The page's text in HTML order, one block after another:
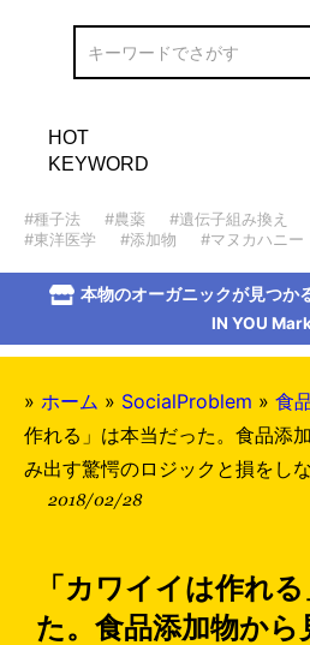
HOT
KEYWORD
#種子法 #農薬 #遺伝子組み換え
#東洋医学
#添加物 #マヌカハニー
本物のオーガニックが見つか
IN YOU
» ホーム » SocialProblem » 食
作れる」は本当だった。食品添
み出す驚愕のロジックと損をしな
2018/02/28
「カワイイは作れ
た。食品添加物から